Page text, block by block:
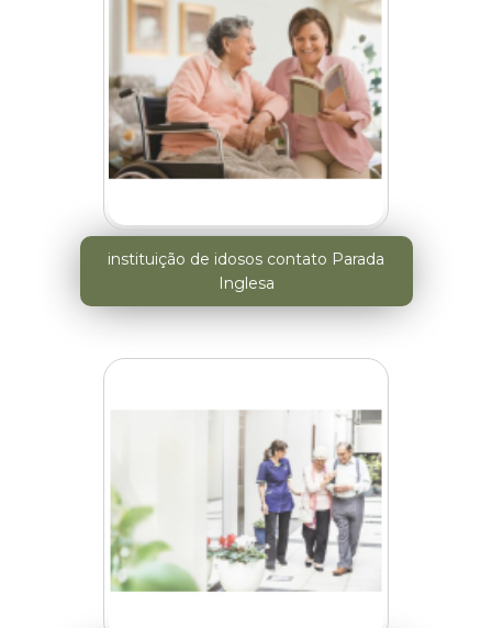
instituição de idosos contato Parada
Inglesa